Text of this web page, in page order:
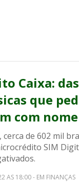
Caixa:
que
com
cerca de 602 mil
SIM
AS 18:00 - EM FINANÇAS